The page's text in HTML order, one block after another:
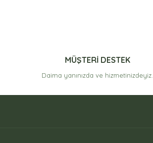
MÜŞTERİ DESTEK
Daima yanınızda ve hizmetinizdeyiz.